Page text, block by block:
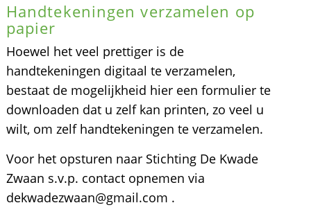
Handtekeningen verzamelen op
papier
Hoewel het veel prettiger is de
handtekeningen digitaal te verzamelen,
bestaat de mogelijkheid hier een formulier te
downloaden dat u zelf kan printen, zo veel u
wilt, om zelf handtekeningen te verzamelen.
Voor het opsturen naar Stichting De Kwade
Zwaan s.v.p. contact opnemen via
dekwadezwaan@gmail.com .